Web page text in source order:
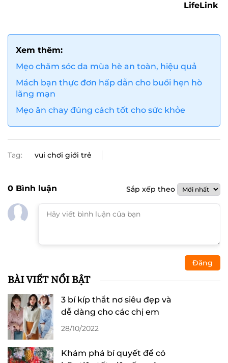
LifeLink
Xem thêm:
Mẹo chăm sóc da mùa hè an toàn, hiệu quả
Mách bạn thực đơn hấp dẫn cho buổi hẹn hò
lãng mạn
Mẹo ăn chay đúng cách tốt cho sức khỏe
Tag: vui chơi giới trẻ
0 Bình luận Sắp xếp theo
Đăng
BÀI VIẾT NỔI BẬT
3 bí kíp thắt nơ siêu đẹp và
dễ dàng cho các chị em
28/10/2022
Khám phá bí quyết để có